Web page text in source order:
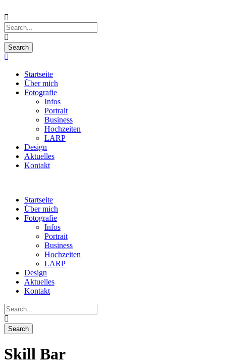
Startseite
Über mich
Fotografie
Infos
Portrait
Business
Hochzeiten
LARP
Design
Aktuelles
Kontakt
Startseite
Über mich
Fotografie
Infos
Portrait
Business
Hochzeiten
LARP
Design
Aktuelles
Kontakt
Skill Bar